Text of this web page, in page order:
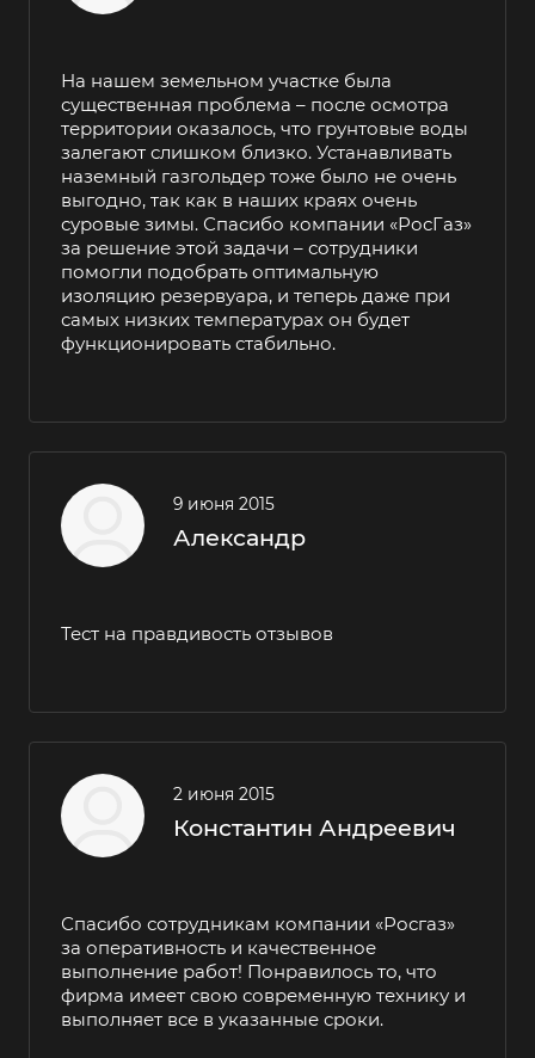
На нашем земельном участке была
существенная проблема – после осмотра
территории оказалось, что грунтовые воды
залегают слишком близко. Устанавливать
наземный газгольдер тоже было не очень
выгодно, так как в наших краях очень
суровые зимы. Спасибо компании «РосГаз»
за решение этой задачи – сотрудники
помогли подобрать оптимальную
изоляцию резервуара, и теперь даже при
самых низких температурах он будет
функционировать стабильно.
9 июня 2015
Александр
Тест на правдивость отзывов
2 июня 2015
Константин Андреевич
Спасибо сотрудникам компании «Росгаз»
за оперативность и качественное
выполнение работ! Понравилось то, что
фирма имеет свою современную технику и
выполняет все в указанные сроки.